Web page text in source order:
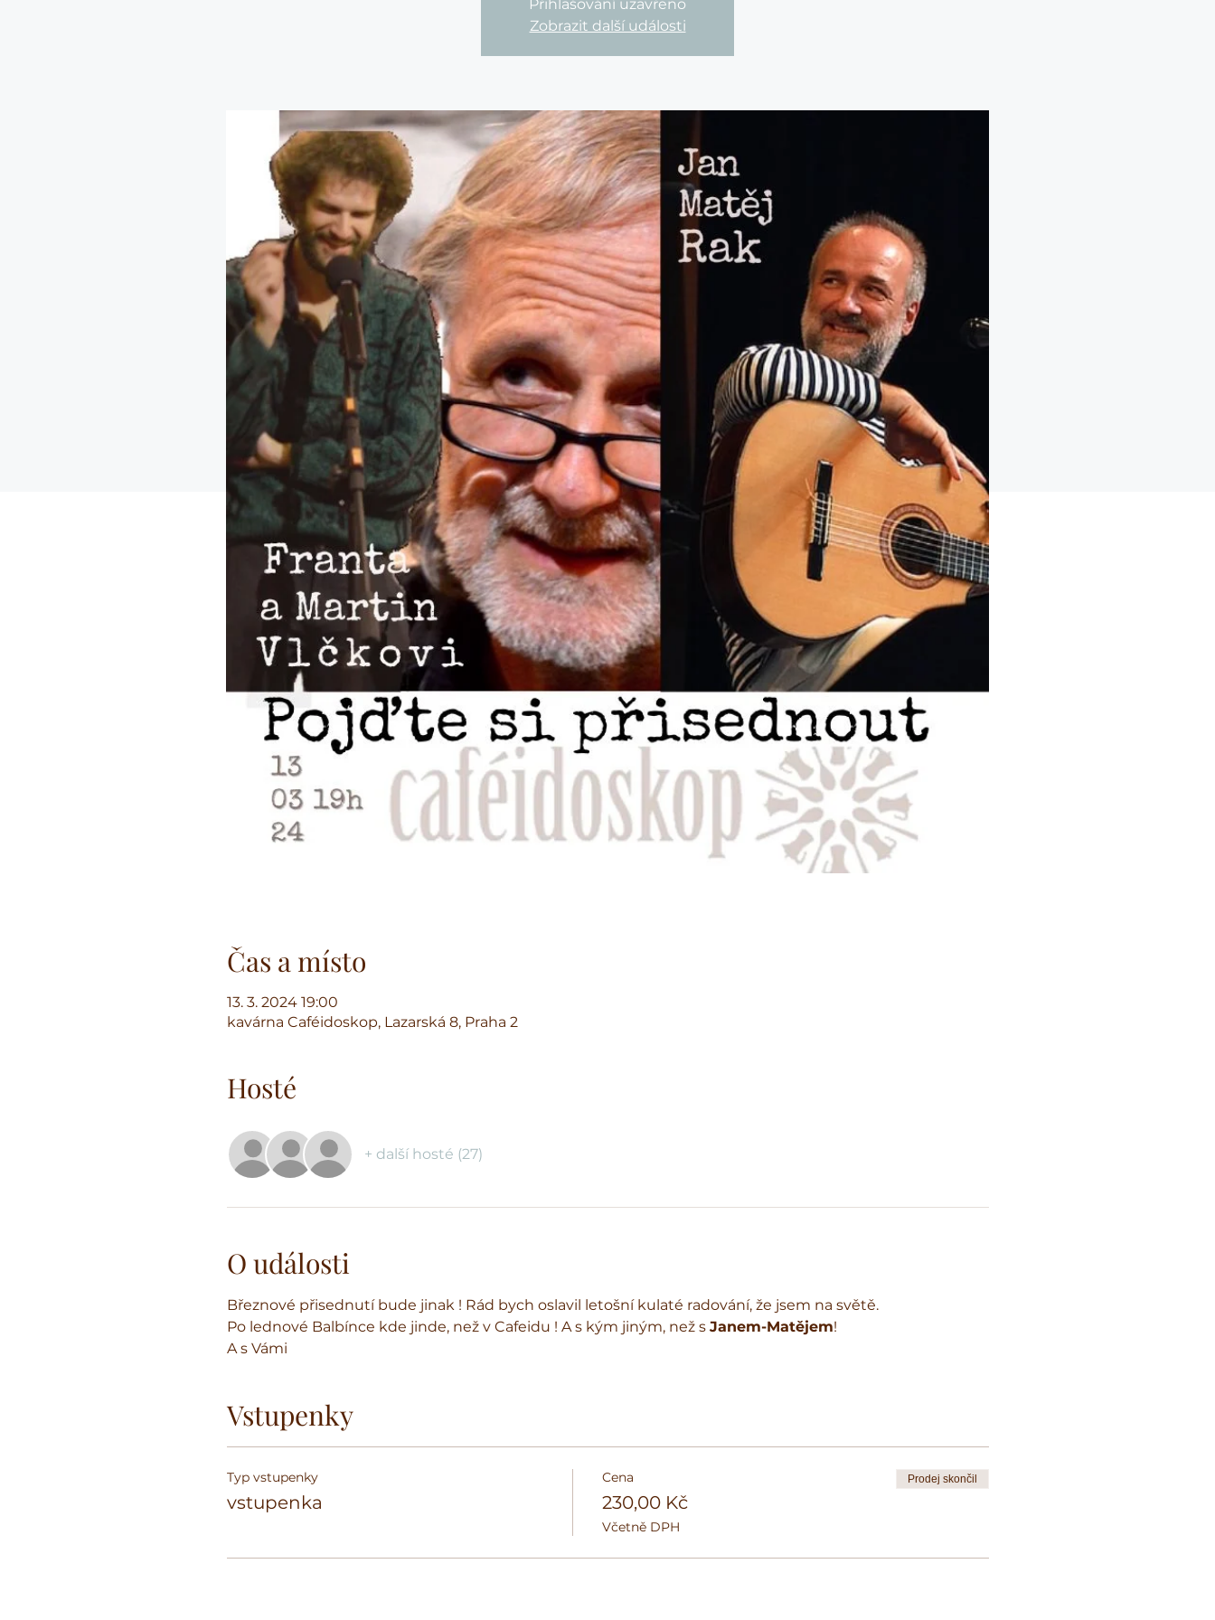
Přihlašování uzavřeno
Zobrazit další události
Čas a místo
13. 3. 2024 19:00
kavárna Caféidoskop, Lazarská 8, Praha 2
Hosté
+ další hosté (27)
O události
Březnové přisednutí bude jinak ! Rád bych oslavil letošní kulaté radování, že jsem na světě.
Po lednové Balbínce kde jinde, než v Cafeidu ! A s kým jiným, než s Janem-Matějem!
A s Vámi
Vstupenky
Typ vstupenky
vstupenka
Cena
230,00 Kč
Včetně DPH
Prodej skončil